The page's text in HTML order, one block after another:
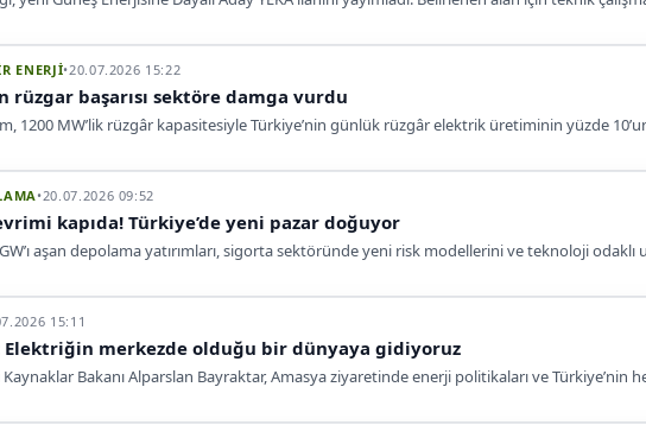
ENERJİ•20.07.2026 15:22
rüzgar başarısı sektöre damga vurdu
1200 MW’lik rüzgâr kapasitesiyle Türkiye’nin günlük rüzgâr elektrik üretiminin yüzde
•20.07.2026 09:52
kapıda! Türkiye’de yeni pazar doğuyor
aşan depolama yatırımları, sigorta sektöründe yeni risk modellerini ve teknoloji
15:11
Elektriğin merkezde olduğu bir dünyaya gidiyoruz
Kaynaklar Bakanı Alparslan Bayraktar, Amasya ziyaretinde enerji politikaları ve